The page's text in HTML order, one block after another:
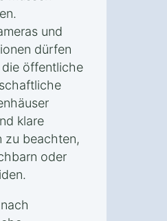
und
dürfen
öffentliche
klare
zu beachten,
oder